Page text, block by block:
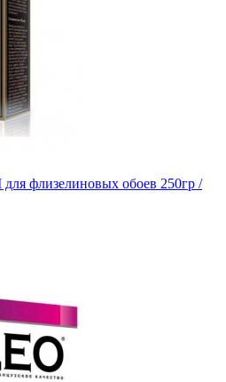
флизелиновых обоев 250гр /